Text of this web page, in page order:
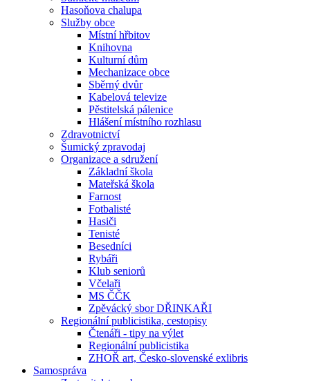
Hasoňova chalupa
Služby obce
Místní hřbitov
Knihovna
Kulturní dům
Mechanizace obce
Sběrný dvůr
Kabelová televize
Pěstitelská pálenice
Hlášení místního rozhlasu
Zdravotnictví
Šumický zpravodaj
Organizace a sdružení
Základní škola
Mateřská škola
Farnost
Fotbalisté
Hasiči
Tenisté
Besedníci
Rybáři
Klub seniorů
Včelaři
MS ČČK
Zpěvácký sbor DŘINKAŘI
Regionální publicistika, cestopisy
Čtenáři - tipy na výlet
Regionální publicistika
ZHOŘ art, Česko-slovenské exlibris
Samospráva